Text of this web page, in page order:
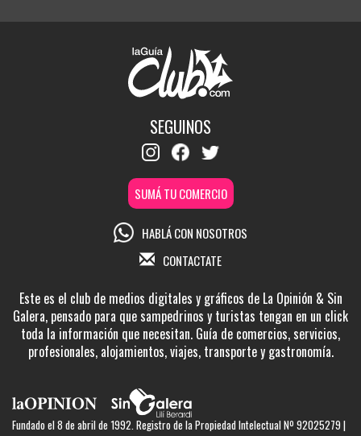
SEGUINOS
SUMÁ TU COMERCIO
HABLÁ CON NOSOTROS
CONTACTATE
Este es el club de medios digitales y gráficos de La Opinión & Sin
Galera, pensado para que sampedrinos y turistas tengan en un click
toda la información que necesitan. Guía de comercios, servicios,
profesionales, alojamientos, viajes, transporte y gastronomía.
Fundado el 8 de abril de 1992. Registro de la Propiedad Intelectual Nº 92025279 |